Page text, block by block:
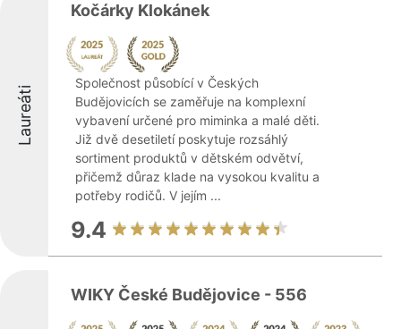
Laureáti
Kočárky Klokánek
Společnost působící v Českých
Budějovicích se zaměřuje na komplexní
vybavení určené pro miminka a malé děti.
Již dvě desetiletí poskytuje rozsáhlý
sortiment produktů v dětském odvětví,
přičemž důraz klade na vysokou kvalitu a
potřeby rodičů. V jejím ...
9.4
WIKY České Budějovice - 556